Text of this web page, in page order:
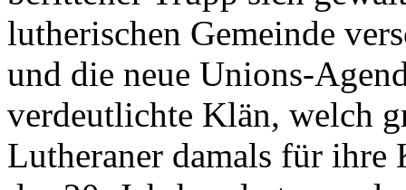
lutherischen Gemeinde
und die neue Unions-
verdeutlichte Klän, welch
Lutheraner damals für ihre